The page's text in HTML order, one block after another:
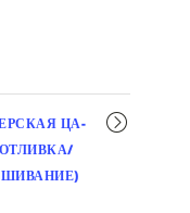
ЦА-